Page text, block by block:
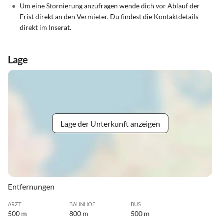
• Um eine Stornierung anzufragen wende dich vor Ablauf der
Frist direkt an den Vermieter. Du findest die Kontaktdetails
direkt im Inserat.
Lage
Lage der Unterkunft anzeigen
Entfernungen
ARZT
500 m
BAHNHOF
800 m
BUS
500 m